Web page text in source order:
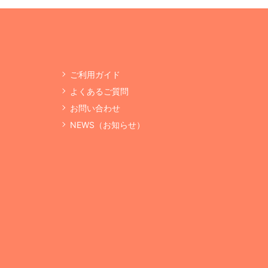
ご利用ガイド
よくあるご質問
お問い合わせ
NEWS（お知らせ）